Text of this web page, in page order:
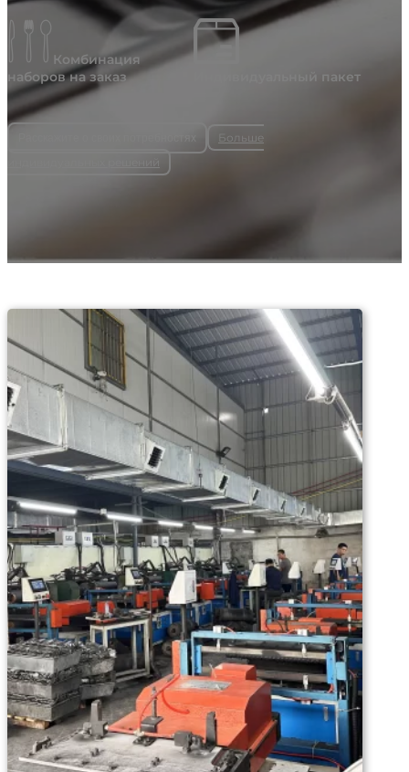
Комбинация
наборов на заказ
Индивидуальный пакет
Больше